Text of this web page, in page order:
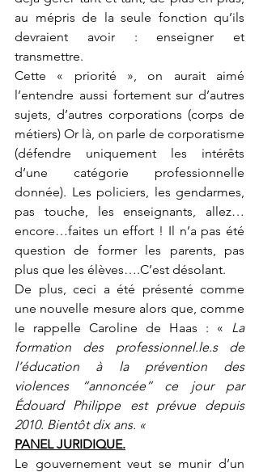
au mépris de la seule fonction qu’ils
devraient avoir : enseigner et
transmettre.
Cette « priorité », on aurait aimé
l’entendre aussi fortement sur d’autres
sujets, d’autres corporations (corps de
métiers) Or là, on parle de corporatisme
(défendre uniquement les intérêts
d’une catégorie professionnelle
donnée). Les policiers, les gendarmes,
pas touche, les enseignants, allez…
encore…faites un effort ! Il n’a pas été
question de former les parents, pas
plus que les élèves….C’est désolant.
De plus, ceci a été présenté comme
une nouvelle mesure alors que, comme
le rappelle Caroline de Haas : « La
formation des professionnel.le.s de
l’éducation à la prévention des
violences “annoncée” ce jour par
Édouard Philippe est prévue depuis
2010. Bientôt dix ans. «
PANEL JURIDIQUE.
Le gouvernement veut se munir d’un